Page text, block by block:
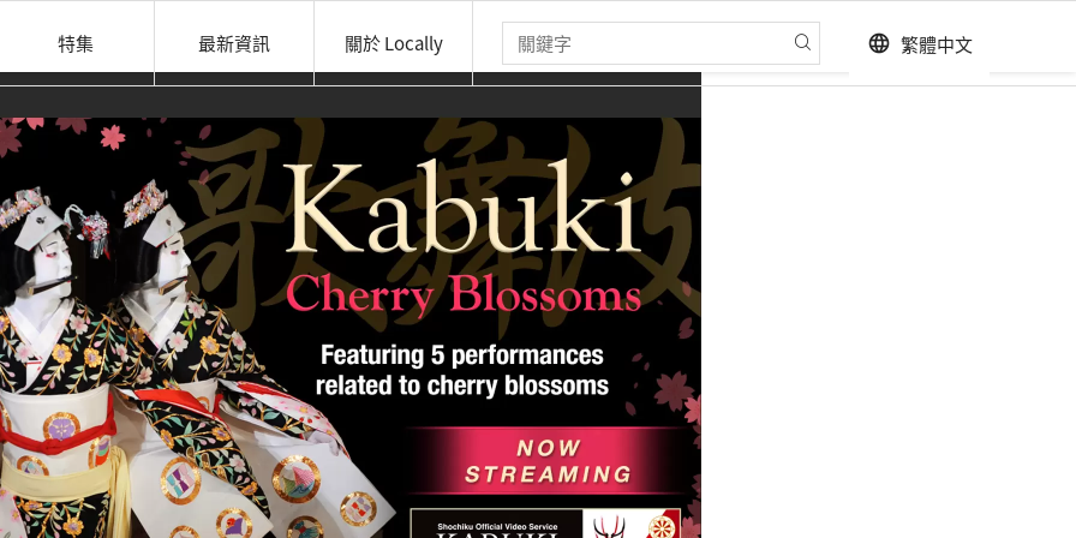
特集 最新資訊 關於 Locally language 繁體中文